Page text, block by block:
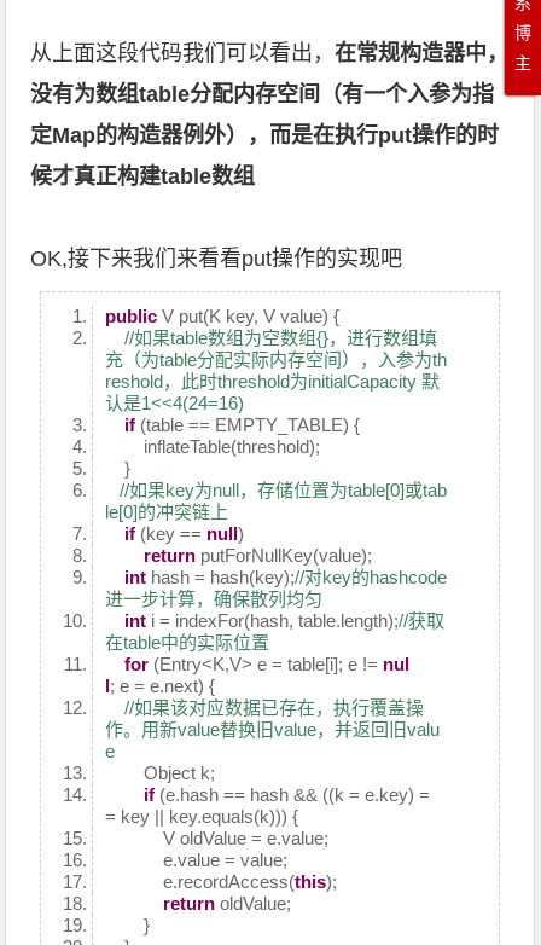
从上面这段代码我们可以看出，在常规构造器中，
没有为数组table分配内存空间（有一个入参为指
定Map的构造器例外），而是在执行put操作的时
候才真正构建table数组
OK,接下来我们来看看put操作的实现吧
public V put(K key, V value) {
//如果table数组为空数组{}，进行数组填
充（为table分配实际内存空间），入参为th
reshold，此时threshold为initialCapacity 默
认是1<<4(24=16)
if (table == EMPTY_TABLE) {
inflateTable(threshold);
}
//如果key为null，存储位置为table[0]或tab
le[0]的冲突链上
if (key == null)
return putForNullKey(value);
int hash = hash(key);//对key的hashcode
进一步计算，确保散列均匀
int i = indexFor(hash, table.length);//获取
在table中的实际位置
for (Entry<K,V> e = table[i]; e != nul
l; e = e.next) {
//如果该对应数据已存在，执行覆盖操
作。用新value替换旧value，并返回旧valu
e
Object k;
if (e.hash == hash && ((k = e.key) =
= key || key.equals(k))) {
V oldValue = e.value;
e.value = value;
e.recordAccess(this);
return oldValue;
}
博
主